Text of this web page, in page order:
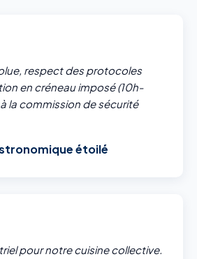
respect des protocoles
en créneau imposé (10h-
la commission de sécurité
étoilé
pour notre cuisine collective.